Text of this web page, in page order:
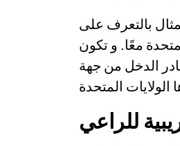
بالتعرف على
معًا. و تكون
الدخل من جهة
للراعي